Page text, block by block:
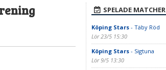
SPELADE MATCHER
Köping Stars- Täby Röd
Lör 23/5 15:30
Köping Stars- Sigtuna
Lör 9/5 13:30